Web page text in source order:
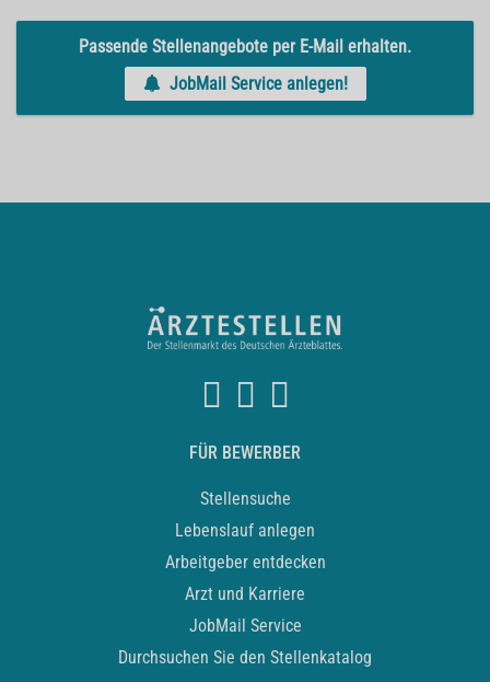
Passende Stellenangebote per E-Mail erhalten.
JobMail Service anlegen!
FÜR BEWERBER
Stellensuche
Lebenslauf anlegen
Arbeitgeber entdecken
Arzt und Karriere
JobMail Service
Durchsuchen Sie den Stellenkatalog